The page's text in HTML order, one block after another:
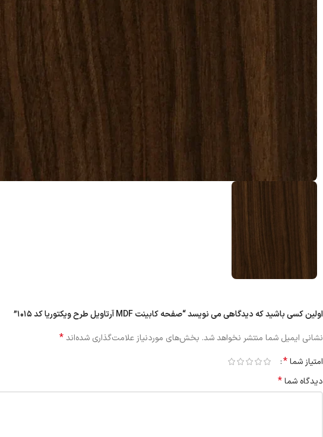
اولین کسی باشید که دیدگاهی می نویسد “صفحه کابینت MDF آرتاویل طرح ویکتوریا کد ۱۰۱۵”
نشانی ایمیل شما منتشر نخواهد شد. بخش‌های موردنیاز علامت‌گذاری شده‌اند*
امتیاز شما*
دیدگاه شما*